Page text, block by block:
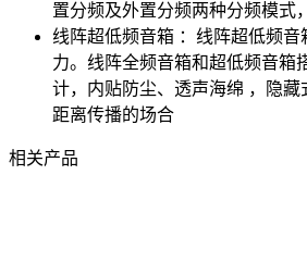
置分频及外置分频两种分频模式
线阵超低频音箱 ：线阵超低频
力。线阵全频音箱和超低频音箱
计，内贴防尘、透声海绵 ，隐
距离传播的场合
相关产品